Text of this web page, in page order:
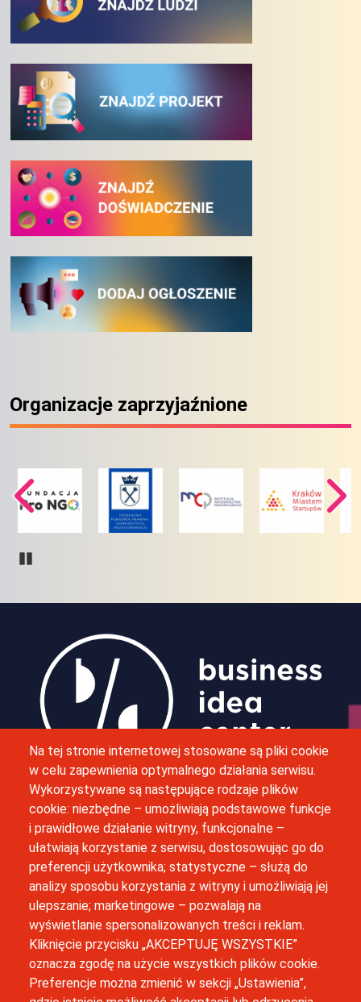
Na tej stronie internetowej stosowane są pliki cookie
w celu zapewnienia optymalnego działania serwisu.
Wykorzystywane są następujące rodzaje plików
cookie: niezbędne – umożliwiają podstawowe funkcje
i prawidłowe działanie witryny, funkcjonalne –
ułatwiają korzystanie z serwisu, dostosowując go do
preferencji użytkownika; statystyczne – służą do
analizy sposobu korzystania z witryny i umożliwiają jej
ulepszanie; marketingowe – pozwalają na
wyświetlanie spersonalizowanych treści i reklam.
Kliknięcie przycisku „AKCEPTUJĘ WSZYSTKIE”
oznacza zgodę na użycie wszystkich plików cookie.
Preferencje można zmienić w sekcji „Ustawienia”,
Organizacje zaprzyjaźnione
Obraz
M. Bobrzyńskiego 12, 30-348 Kraków
(12) 664 42 06
inkubator@uj.edu.pl
Newsletter